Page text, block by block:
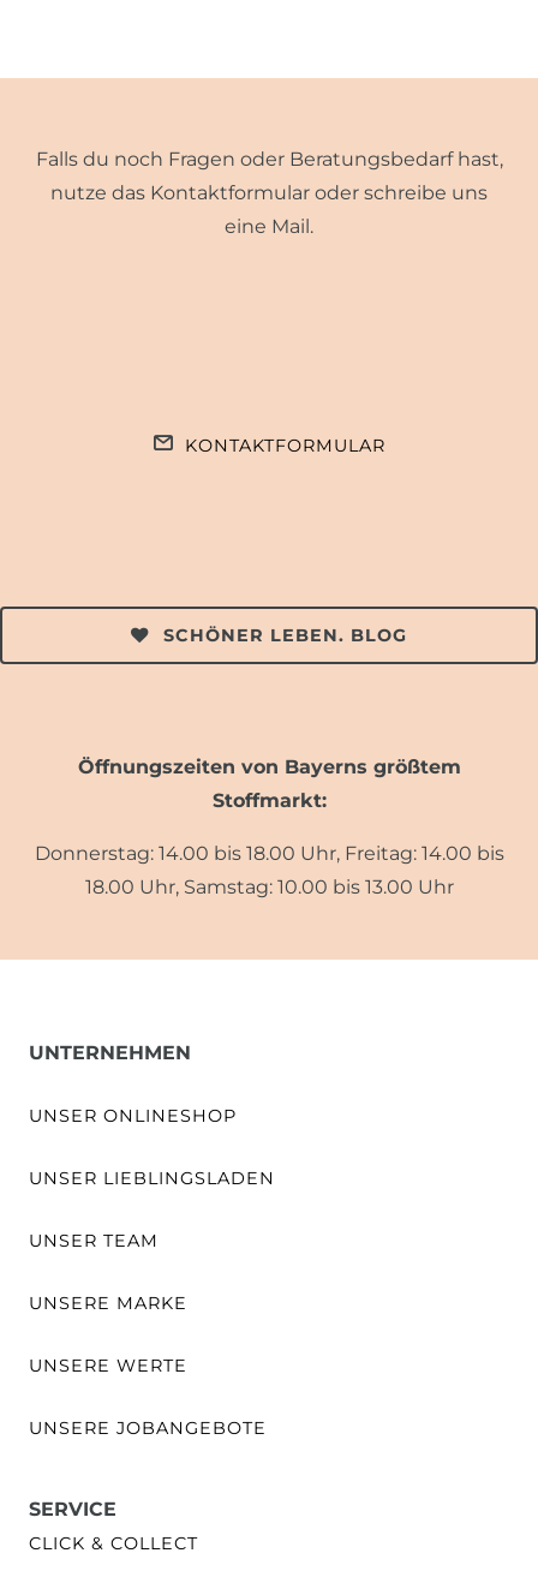
Falls du noch Fragen oder Beratungsbedarf hast,
nutze das Kontaktformular oder schreibe uns
eine Mail.
KONTAKTFORMULAR
SCHÖNER LEBEN. BLOG
Öffnungszeiten von Bayerns größtem
Stoffmarkt:
Donnerstag: 14.00 bis 18.00 Uhr, Freitag: 14.00 bis
18.00 Uhr, Samstag: 10.00 bis 13.00 Uhr
UNTERNEHMEN
UNSER ONLINESHOP
UNSER LIEBLINGSLADEN
UNSER TEAM
UNSERE MARKE
UNSERE WERTE
UNSERE JOBANGEBOTE
SERVICE
CLICK & COLLECT